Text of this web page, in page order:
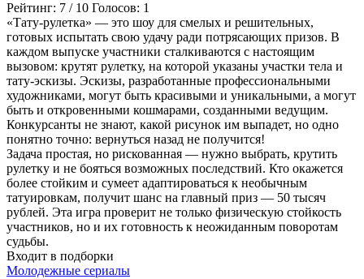
Рейтинг: 7 / 10 Голосов: 1
«Тату-рулетка» — это шоу для смелых и решительных,
готовых испытать свою удачу ради потрясающих призов. В
каждом выпуске участники сталкиваются с настоящим
вызовом: крутят рулетку, на которой указаны участки тела и
тату-эскизы. Эскизы, разработанные профессиональными
художниками, могут быть красивыми и уникальными, а могут
быть и откровенными кошмарами, созданными ведущим.
Конкурсанты не знают, какой рисунок им выпадет, но одно
понятно точно: вернуться назад не получится!
Задача простая, но рискованная — нужно выбрать, крутить
рулетку и не бояться возможных последствий. Кто окажется
более стойким и сумеет адаптироваться к необычным
татуировкам, получит шанс на главный приз — 50 тысяч
рублей. Эта игра проверит не только физическую стойкость
участников, но и их готовность к неожиданным поворотам
судьбы.
Входит в подборки
Молодежные сериалы